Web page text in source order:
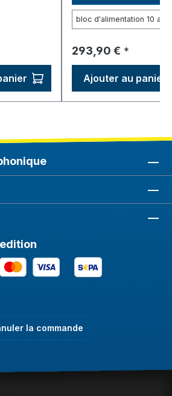
bloc d'alimentation 10
Prix régulier :
293,90 € *
Ajouter au panier
la commande